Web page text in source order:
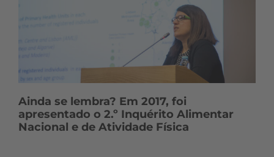
Ainda se lembra? Em 2017, foi
apresentado o 2.º Inquérito Alimentar
Nacional e de Atividade Física